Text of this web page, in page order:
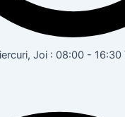
Joi : 08:00 -